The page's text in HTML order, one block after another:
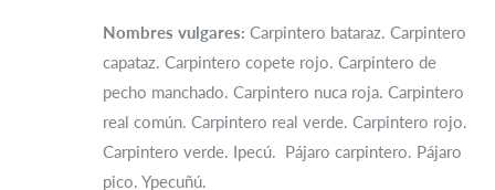
Nombres vulgares: Carpintero bataraz. Carpintero
capataz. Carpintero copete rojo. Carpintero de
pecho manchado. Carpintero nuca roja. Carpintero
real común. Carpintero real verde. Carpintero rojo.
Carpintero verde. Ipecú. Pájaro carpintero. Pájaro
pico. Ypecuñú.